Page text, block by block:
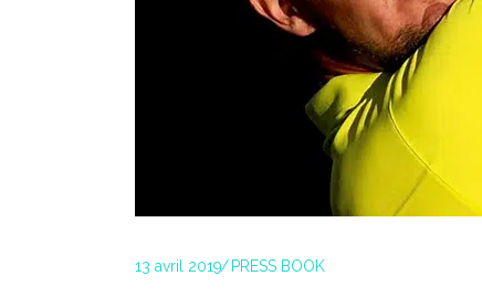
13 avril 2019 PRESS BOOK